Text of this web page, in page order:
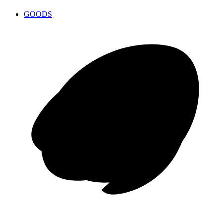
GOODS